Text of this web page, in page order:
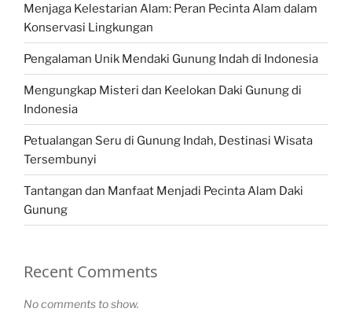
Menjaga Kelestarian Alam: Peran Pecinta Alam dalam
Konservasi Lingkungan
Pengalaman Unik Mendaki Gunung Indah di Indonesia
Mengungkap Misteri dan Keelokan Daki Gunung di
Indonesia
Petualangan Seru di Gunung Indah, Destinasi Wisata
Tersembunyi
Tantangan dan Manfaat Menjadi Pecinta Alam Daki
Gunung
Recent Comments
No comments to show.